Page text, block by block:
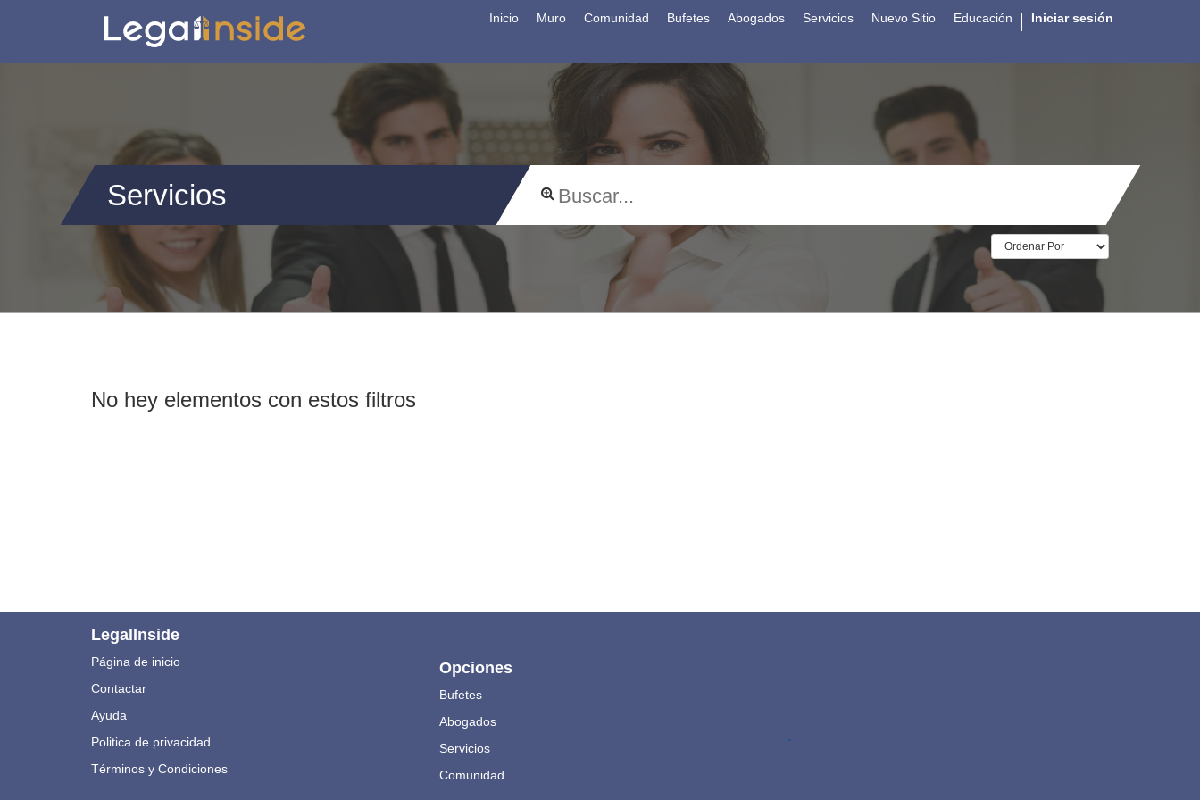
Inicio Muro Comunidad Bufetes Abogados Servicios Nuevo Sitio Educación Iniciar sesión
Servicios
No hey elementos con estos filtros
LegalInside
Página de inicio
Contactar
Ayuda
Politica de privacidad
Términos y Condiciones
Opciones
Bufetes
Abogados
Servicios
Comunidad
.